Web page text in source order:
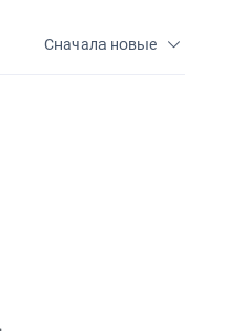
Сначала новые